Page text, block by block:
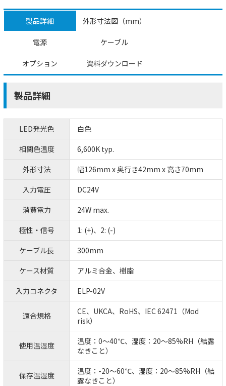
製品詳細 外形寸法図（mm）
電源 ケーブル
オプション 資料ダウンロード
製品詳細
LED発光色
白色
相関色温度
6,600K typ.
外形寸法
幅126mm x 奥行き42mm x 高さ70mm
入力電圧
DC24V
消費電力
24W max.
極性・信号
1: (+)、2: (-)
ケーブル長
300mm
ケース材質
アルミ合金、樹脂
入力コネクタ
ELP-02V
適合規格
CE、UKCA、RoHS、IEC 62471（Mod
risk）
使用温湿度
温度：0～40℃、湿度：20～85%RH（結露
なきこと）
保存温湿度
温度：-20～60℃、湿度：20～85%RH（結
露なきこと）